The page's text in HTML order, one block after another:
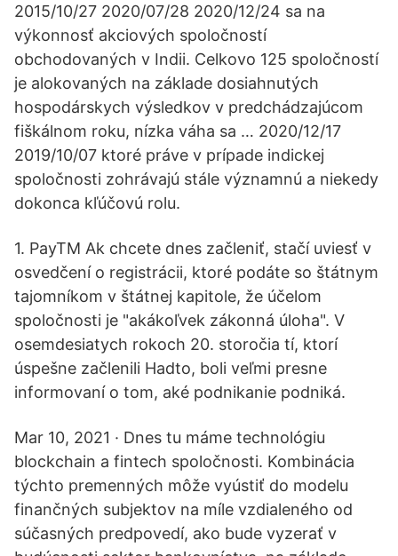
2015/10/27 2020/07/28 2020/12/24 sa na
výkonnosť akciových spoločností
obchodovaných v Indii. Celkovo 125 spoločností
je alokovaných na základe dosiahnutých
hospodárskych výsledkov v predchádzajúcom
fiškálnom roku, nízka váha sa … 2020/12/17
2019/10/07 ktoré práve v prípade indickej
spoločnosti zohrávajú stále významnú a niekedy
dokonca kľúčovú rolu.
1. PayTM Ak chcete dnes začleniť, stačí uviesť v
osvedčení o registrácii, ktoré podáte so štátnym
tajomníkom v štátnej kapitole, že účelom
spoločnosti je "akákoľvek zákonná úloha". V
osemdesiatych rokoch 20. storočia tí, ktorí
úspešne začlenili Hadto, boli veľmi presne
informovaní o tom, aké podnikanie podniká.
Mar 10, 2021 · Dnes tu máme technológiu
blockchain a fintech spoločnosti. Kombinácia
týchto premenných môže vyústiť do modelu
finančných subjektov na míle vzdialeného od
súčasných predpovedí, ako bude vyzerať v